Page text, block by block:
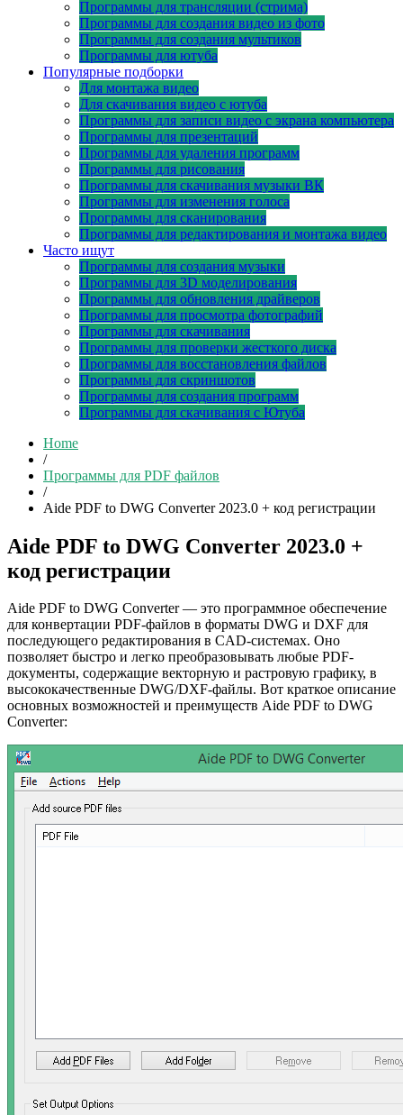
Программы для трансляции (стрима)
Программы для создания видео из фото
Программы для создания мультиков
Программы для ютуба
Популярные подборки
Для монтажа видео
Для скачивания видео с ютуба
Программы для записи видео с экрана компьютера
Программы для презентаций
Программы для удаления программ
Программы для рисования
Программы для скачивания музыки ВК
Программы для изменения голоса
Программы для сканирования
Программы для редактирования и монтажа видео
Часто ищут
Программы для создания музыки
Программы для 3D моделирования
Программы для обновления драйверов
Программы для просмотра фотографий
Программы для скачивания
Программы для проверки жесткого диска
Программы для восстановления файлов
Программы для скриншотов
Программы для создания программ
Программы для скачивания с Ютуба
Home
/
Программы для PDF файлов
/
Aide PDF to DWG Converter 2023.0 + код регистрации
Aide PDF to DWG Converter 2023.0 +
код регистрации
Aide PDF to DWG Converter — это программное обеспечение
для конвертации PDF-файлов в форматы DWG и DXF для
последующего редактирования в CAD-системах. Оно
позволяет быстро и легко преобразовывать любые PDF-
документы, содержащие векторную и растровую графику, в
высококачественные DWG/DXF-файлы. Вот краткое описание
основных возможностей и преимуществ Aide PDF to DWG
Converter: